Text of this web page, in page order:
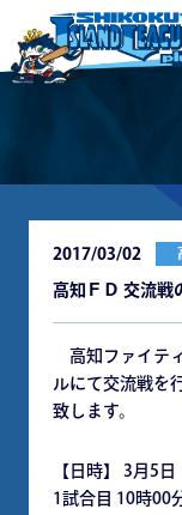
2017/03/02
高知ＦＤ 交流戦
高知ファイテ
ルにて交流戦を
致します。
【日時】 3月5日
1試合目 10時00